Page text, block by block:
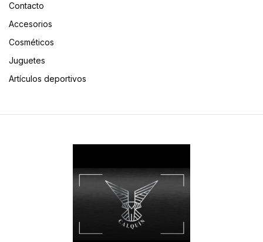
Contacto
Accesorios
Cosméticos
Juguetes
Artículos deportivos